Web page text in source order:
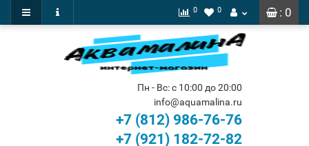
: 0
0 0
Пн - Вс: с 10:00 до 20:00
info@aquamalina.ru
+7 (812) 986-76-76
+7 (921) 182-72-82